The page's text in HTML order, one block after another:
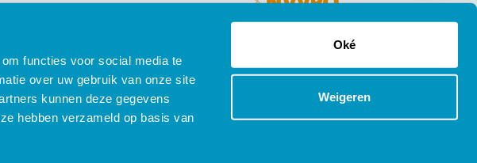
functies voor social media te
over uw gebruik van onze site
kunnen deze gegevens
hebben verzameld op basis van
Oké
Weigeren